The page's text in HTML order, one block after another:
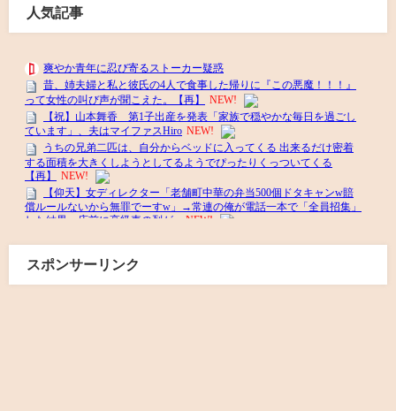
人気記事
スポンサーリンク